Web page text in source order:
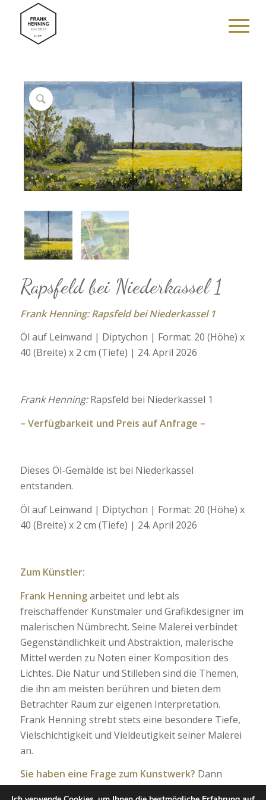
Rapsfeld bei Niederkassel 1
Frank Henning: Rapsfeld bei Niederkassel 1
Öl auf Leinwand | Diptychon | Format: 20 (Höhe) x
40 (Breite) x 2 cm (Tiefe) | 24. April 2026
Frank Henning:Rapsfeld bei Niederkassel 1
– Verfügbarkeit und Preis auf Anfrage –
Dieses Öl-Gemälde ist bei Niederkassel
entstanden.
Öl auf Leinwand | Diptychon | Format: 20 (Höhe) x
40 (Breite) x 2 cm (Tiefe) | 24. April 2026
Zum Künstler:
Frank Henningarbeitet und lebt als
freischaffender Kunstmaler und Grafikdesigner im
malerischen Nümbrecht. Seine Malerei verbindet
Gegenständlichkeit und Abstraktion, malerische
Mittel werden zu Noten einer Komposition des
Lichtes. Die Natur und Stilleben sind die Themen,
die ihn am meisten berühren und bieten dem
Betrachter Raum zur eigenen Interpretation.
Frank Henning strebt stets eine besondere Tiefe,
Vielschichtigkeit und Vieldeutigkeit seiner Malerei
an.
Sie haben eine Frage zum Kunstwerk? Dann
schreiben Sie mir bitte eine E-Mail oder nehmen